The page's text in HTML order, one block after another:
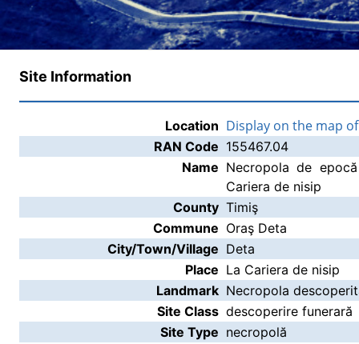
Site Information
Location Display on the map
RAN Code 155467.04
Name Necropola de
Cariera de nisip
County Timiş
Commune Oraş Deta
City/Town/Village Deta
Place La Cariera de nisip
Landmark Necropola
Site Class descoperire funerară
Site Type necropolă